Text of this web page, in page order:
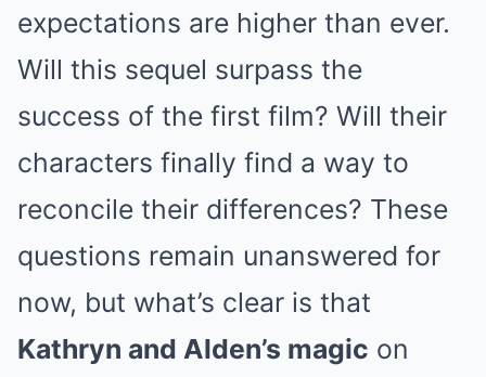
expectations are higher than ever.
Will this sequel surpass the
success of the first film? Will their
characters finally find a way to
reconcile their differences? These
questions remain unanswered for
now, but what’s clear is that
Kathryn and Alden’s magic on